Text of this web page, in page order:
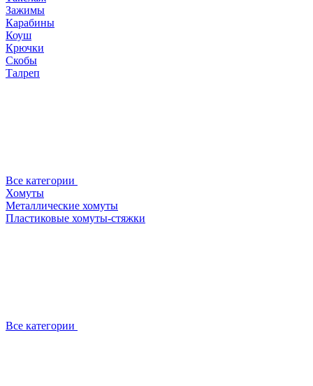
Зажимы
Карабины
Коуш
Крючки
Скобы
Талреп
Все категории
Хомуты
Металлические хомуты
Пластиковые хомуты-стяжки
Все категории